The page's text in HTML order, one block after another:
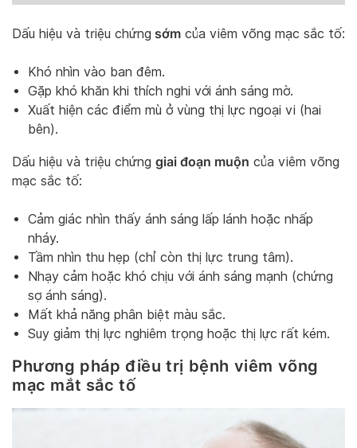
Dấu hiệu và triệu chứng sớm của viêm võng mạc sắc tố:
Khó nhìn vào ban đêm.
Gặp khó khăn khi thích nghi với ánh sáng mờ.
Xuất hiện các điểm mù ở vùng thị lực ngoại vi (hai
bên).
Dấu hiệu và triệu chứng giai đoạn muộn của viêm võng
mạc sắc tố:
Cảm giác nhìn thấy ánh sáng lấp lánh hoặc nhấp
nháy.
Tầm nhìn thu hẹp (chỉ còn thị lực trung tâm).
Nhạy cảm hoặc khó chịu với ánh sáng mạnh (chứng
sợ ánh sáng).
Mất khả năng phân biệt màu sắc.
Suy giảm thị lực nghiêm trọng hoặc thị lực rất kém.
Phương pháp điều trị bệnh viêm võng
mạc mắt sắc tố